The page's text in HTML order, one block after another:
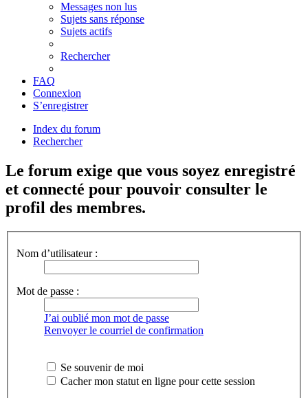
Messages non lus
Sujets sans réponse
Sujets actifs
Rechercher
FAQ
Connexion
S’enregistrer
Index du forum
Rechercher
Le forum exige que vous soyez enregistré
et connecté pour pouvoir consulter le
profil des membres.
Nom d’utilisateur :
Mot de passe :
J’ai oublié mon mot de passe
Renvoyer le courriel de confirmation
Se souvenir de moi
Cacher mon statut en ligne pour cette session